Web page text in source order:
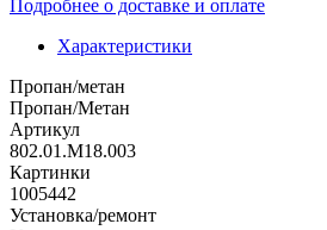
Подробнее о доставке и оплате
Характеристики
Пропан/метан
Пропан/Метан
Артикул
802.01.M18.003
Картинки
1005442
Установка/ремонт